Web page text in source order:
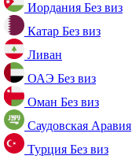
Иордания Без виз
Катар Без виз
Ливан
ОАЭ Без виз
Оман Без виз
Саудовская Аравия
Турция Без виз